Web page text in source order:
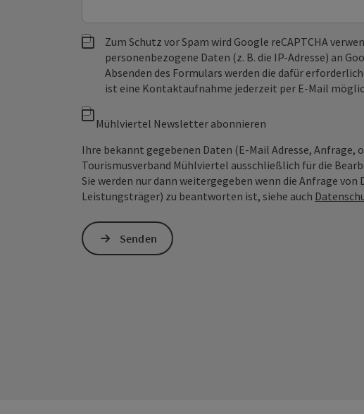
Zum Schutz vor Spam wird Google reCAPTCHA
personenbezogene Daten (z. B. die IP-Adresse) an
Absenden des Formulars werden die dafür
ist eine Kontaktaufnahme jederzeit per E-Mail
Mühlviertel Newsletter abonnieren
Ihre bekannt gegebenen Daten (E-Mail Adresse, Anfrage,
Tourismusverband Mühlviertel ausschließlich für die
Sie werden nur dann weitergegeben wenn die Anfrage
Leistungsträger) zu beantworten ist, siehe auch
Senden